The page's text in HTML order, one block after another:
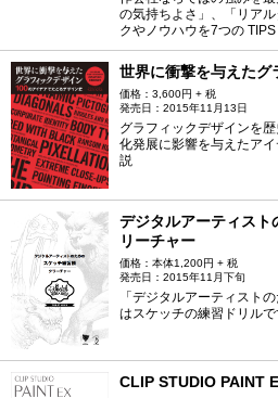
の気持ちよさ」、「リア
クやノウハウを7つの
世界に衝撃を与えたグ
価格：3,600円 + 税
発売日：2015年11月13日
グラフィックデザインを
化発展に影響を与えたア
説
デジタルアーティスト
リーチャー
価格：本体1,200円 + 税
発売日：2015年11月下旬
「デジタルアーティスト
はスケッチの練習ドリル
CLIP STUDIO PAINT